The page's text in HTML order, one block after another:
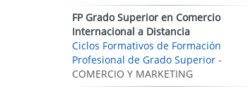
FP Grado Superior en Comercio
Internacional a Distancia
Ciclos Formativos de Formación
Profesional de Grado Superior -
COMERCIO Y MARKETING